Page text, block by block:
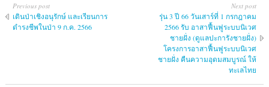
Previous post
เดินป่าเชิงอนุรักษ์ และเรียนการ
ดำรงชีพในป่า 9 ก.ค. 2566
Next post
รุ่น 3 ปี 66 วันเสาร์ที่ 1 กรกฎาคม
2566 รับ อาสาฟื้นฟูระบบนิเวศ
ชายฝั่ง (ดูแลปะการังชายฝั่ง)
โครงการอาสาฟื้นฟูระบบนิเวศ
ชายฝั่ง คืนความอุดมสมบูรณ์ ให้
ทะเลไทย